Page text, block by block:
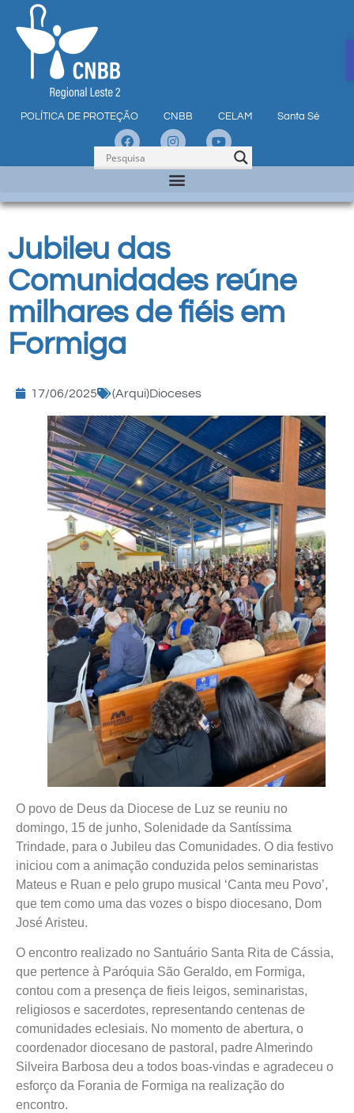
POLÍTICA DE PROTEÇÃO CNBB CELAM Santa Sé
Jubileu das
Comunidades reúne
milhares de fiéis em
Formiga
17/06/2025 (Arqui)Dioceses
O povo de Deus da Diocese de Luz se reuniu no
domingo, 15 de junho, Solenidade da Santíssima
Trindade, para o Jubileu das Comunidades. O dia festivo
iniciou com a animação conduzida pelos seminaristas
Mateus e Ruan e pelo grupo musical ‘Canta meu Povo’,
que tem como uma das vozes o bispo diocesano, Dom
José Aristeu.
O encontro realizado no Santuário Santa Rita de Cássia,
que pertence à Paróquia São Geraldo, em Formiga,
contou com a presença de fieis leigos, seminaristas,
religiosos e sacerdotes, representando centenas de
comunidades eclesiais. No momento de abertura, o
coordenador diocesano de pastoral, padre Almerindo
Silveira Barbosa deu a todos boas-vindas e agradeceu o
esforço da Forania de Formiga na realização do
encontro.